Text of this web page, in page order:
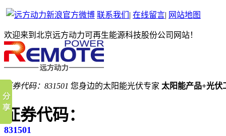
联系我们 | 在线留言| 网站地图
欢迎来到北京远方动力可再生能源科技股份公司网站！
证券代码：831501 您身边的太阳能光伏专家 太阳能产品+光伏
证券代码：
831501